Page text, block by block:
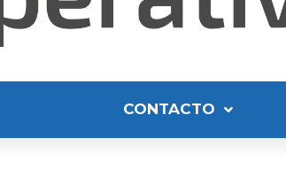
CONTACTO